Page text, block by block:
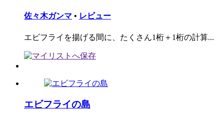
佐々木ガンマ • レビュー
エビフライを揚げる間に、たくさん1桁＋1桁の計算...
エビフライの島